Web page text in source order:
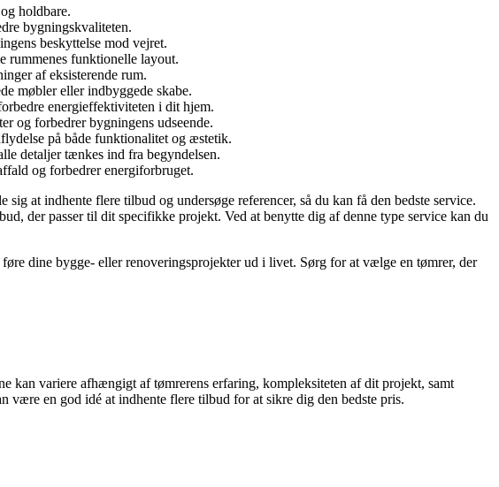
holdbare.
bygningskvaliteten.
beskyttelse mod vejret.
rummenes funktionelle layout.
af eksisterende rum.
møbler eller indbyggede skabe.
energieffektiviteten i dit hjem.
og forbedrer bygningens udseende.
på både funktionalitet og æstetik.
detaljer tænkes ind fra begyndelsen.
og forbedrer energiforbruget.
at indhente flere tilbud og undersøge referencer, så du kan få den bedste service.
der passer til dit specifikke projekt. Ved at benytte dig af denne type service kan du
dine bygge- eller renoveringsprojekter ud i livet. Sørg for at vælge en tømrer, der
kan variere afhængigt af tømrerens erfaring, kompleksiteten af dit projekt, samt
være en god idé at indhente flere tilbud for at sikre dig den bedste pris.